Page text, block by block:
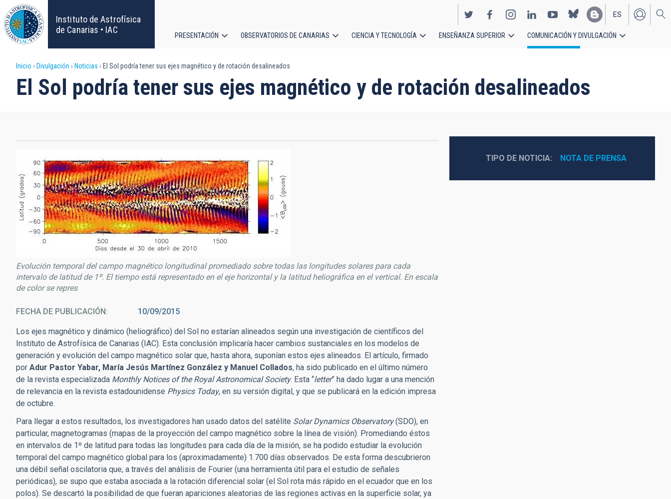
Pasar
al
contenido
principal
Instituto de Astrofísica
de Canarias • IAC
EN
ES
principal
PRESENTACIÓN OBSERVATORIOS DE CANARIAS CIENCIA Y TECNOLOGÍA ENSEÑANZA SUPERIOR COMUNICACIÓN Y DIVULGACIÓN
Sobrescribir
enlaces
ayuda
la
navegación
Inicio Divulgación Noticias El Sol podría tener sus ejes magnético y de rotación desalineados
El Sol podría tener sus ejes magnético y de rotación desalineados
Evolución temporal del campo magnético longitudinal promediado sobre todas las longitudes solares para cada
intervalo de latitud de 1º. El tiempo está representado en el eje horizontal y la latitud heliográfica en el vertical. En escala
de color se repres
FECHA DE PUBLICACIÓN 10/09/2015
Los ejes magnético y dinámico (heliográfico) del Sol no estarían alineados según una investigación de científicos del
Instituto de Astrofísica de Canarias (IAC). Esta conclusión implicaría hacer cambios sustanciales en los modelos de
generación y evolución del campo magnético solar que, hasta ahora, suponían estos ejes alineados. El artículo, firmado
por Adur Pastor Yabar, María Jesús Martínez González y Manuel Collados, ha sido publicado en el último número
de la revista especializada Monthly Notices of the Royal Astronomical Society. Esta “letter” ha dado lugar a una mención
de relevancia en la revista estadounidense Physics Today, en su versión digital, y que se publicará en la edición impresa
de octubre.
Para llegar a estos resultados, los investigadores han usado datos del satélite Solar Dynamics Observatory(SDO), en
particular, magnetogramas (mapas de la proyección del campo magnético sobre la línea de visión). Promediando éstos
en intervalos de 1º de latitud para todas las longitudes para cada día de la misión, se ha podido estudiar la evolución
temporal del campo magnético global para los (aproximadamente) 1.700 días observados. De esta forma descubrieron
una débil señal oscilatoria que, a través del análisis de Fourier (una herramienta útil para el estudio de señales
periódicas), se supo que estaba asociada a la rotación diferencial solar (el Sol rota más rápido en el ecuador que en los
polos). Se descartó la posibilidad de que fueran apariciones aleatorias de las regiones activas en la superficie solar, ya
TIPO DE NOTICIA NOTA DE PRENSA